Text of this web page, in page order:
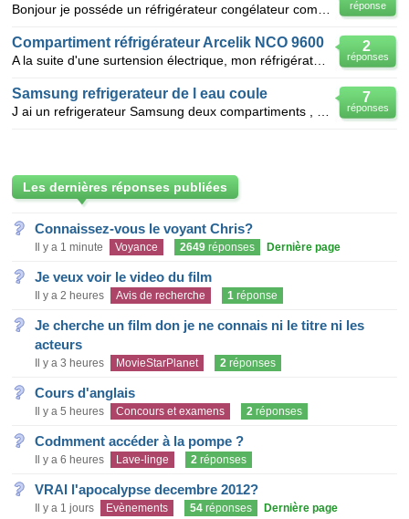
réponse
2
réponses
Compartiment réfrigérateur Arcelik NCO 9600
7
réponses
Samsung refrigerateur de l eau coule
Les dernières réponses publiées
Connaissez-vous le voyant Chris?
Il y a 1 minute Voyance 2649 réponses Dernière page
Je veux voir le video du film
Il y a 2 heures Avis de recherche 1 réponse
Je cherche un film don je ne connais ni le titre ni les
acteurs
Il y a 3 heures MovieStarPlanet 2 réponses
Cours d'anglais
Il y a 5 heures Concours et examens 2 réponses
Codmment accéder à la pompe ?
Il y a 6 heures Lave-linge 2 réponses
VRAI l'apocalypse decembre 2012?
Il y a 1 jours Evènements 54 réponses Dernière page